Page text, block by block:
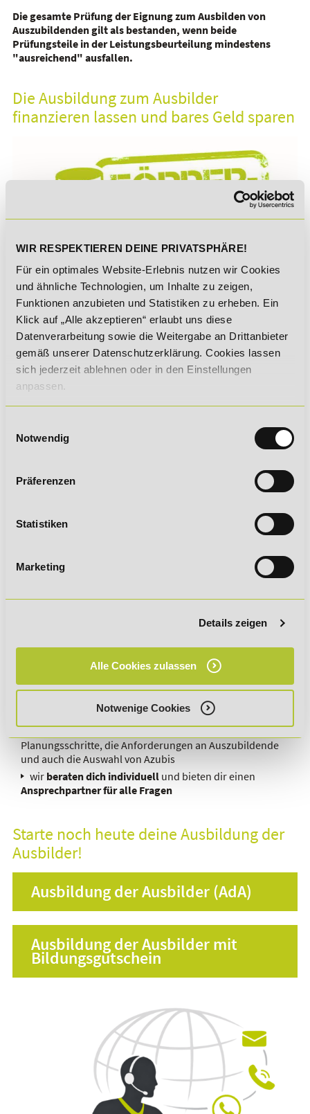
WIR RESPEKTIEREN DEINE PRIVATSPHÄRE!
Für ein optimales Website-Erlebnis nutzen wir Cookies
und ähnliche Technologien, um Inhalte zu zeigen,
Funktionen anzubieten und Statistiken zu erheben. Ein
Klick auf „Alle akzeptieren“ erlaubt uns diese
Datenverarbeitung sowie die Weitergabe an Drittanbieter
gemäß unserer Datenschutzerklärung. Cookies lassen
sich jederzeit ablehnen oder in den Einstellungen
anpassen.
Notwendig
Präferenzen
Statistiken
Marketing
Details zeigen
Alle Cookies zulassen
Notwenige Cookies
Die gesamte Prüfung der Eignung zum Ausbilden von
Auszubildenden gilt als bestanden, wenn beide
Prüfungsteile in der Leistungsbeurteilung mindestens
"ausreichend" ausfallen.
Die Ausbildung zum Ausbilder
finanzieren lassen und bares Geld sparen
Du möchtest als Ausbildender Auszubildende durch ihre
Ausbildung bis zur Prüfung begleiten? Du möchtest dich für
die Prüfung ideal vorbereiten, aber kannst die Kosten nicht
alleine tragen? Dann gibt es verschiedene
Fördermöglichkeitenfür die Ausbildung zum Ausbilder, die
dir finanzielle Unterstützung bietet, damit du schon bald
deine Eignung nach AdA unter Beweis stellen kannst.
Für Arbeitslose oder von Arbeitslosigkeit Bedrohte gibt es
von der Bundesagentur für Arbeit denBildungsgutschein,
übernehmen kann. Neben den Kosten für die Weiterbildung
können mit dem Fördergutschein sogar auch Fahrt- oder
Zudem gibt es noch die Möglichkeit einen
Zuschuss deines
Unsere professionelle Ausbildung bereitet dich optimal auf
Deine Vorteile am DeLSt
Prüfung
wir stellen dirrealistische Arbeitsaufgaben
deine Chancen auf das Bestehen der Prüfung
Austausch mit Mitwirkenden
aus der Praxis
du erfährstalles über Ausbildungsvoraussetzungen,die
Planungsschritte, die Anforderungen an Auszubildende
und auch die Auswahl von Azubis
wir beraten dich individuellund bieten dir einen
Ansprechpartner für alle Fragen
Starte noch heute deine Ausbildung der
Ausbilder!
Ausbildung der Ausbilder (AdA)
Ausbildung der Ausbilder mit
Bildungsgutschein